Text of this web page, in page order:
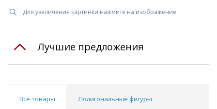
Для увеличения картинки нажмите на изображение
Лучшие предложения
Все товары Полигональные фигуры